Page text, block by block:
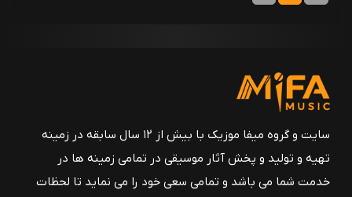
سایت و گروه میفا موزیک با بیش از ۱۲ سال سابقه در زمینه
تهیه و تولید و پخش آثار موسیقی در تمامی زمینه ها در
خدمت شما می باشد و تمامی سعی خود را می نماید تا لحظات